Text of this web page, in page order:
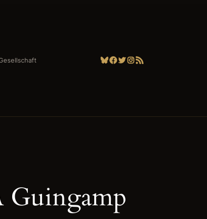
Bluesky
Facebook
Twitter
Instagram
RSS-Feed
Guingamp